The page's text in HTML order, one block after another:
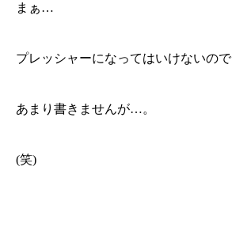
まぁ…
プレッシャーになってはいけないので
あまり書きませんが…。
(笑)